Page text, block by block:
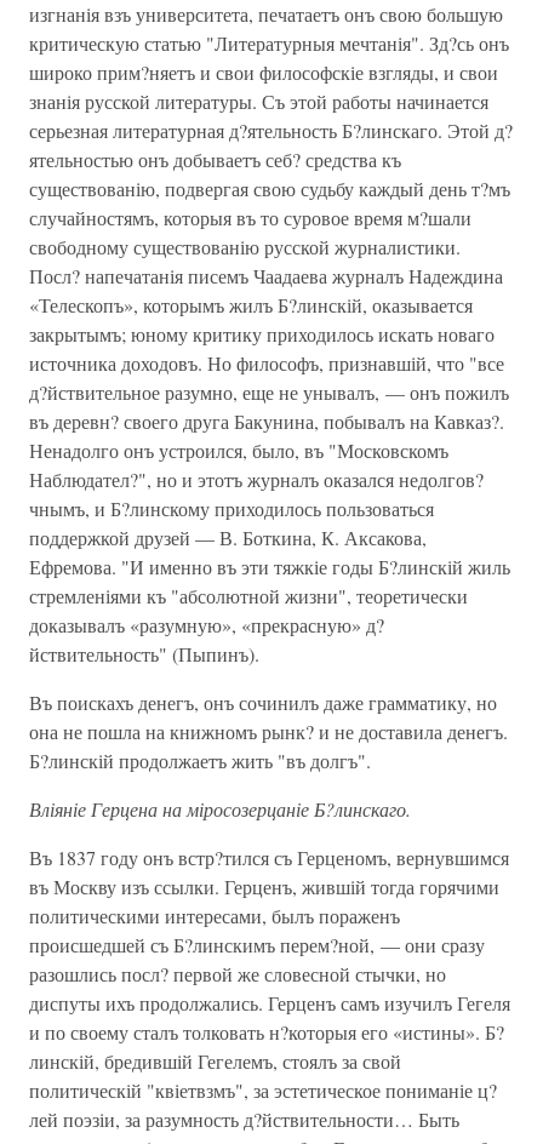
изгнанія взъ университета, печатаетъ онъ свою большую
критическую статью "Литературныя мечтанія". Зд?сь онъ
широко прим?няетъ и свои философскіе взгляды, и свои
знанія русской литературы. Съ этой работы начинается
серьезная литературная д?ятельность Б?линскаго. Этой д?
ятельностью онъ добываетъ себ? средства къ
существованію, подвергая свою судьбу каждый день т?мъ
случайностямъ, которыя въ то суровое время м?шали
свободному существованію русской журналистики.
Посл? напечатанія писемъ Чаадаева журналъ Надеждина
«Телескопъ», которымъ жилъ Б?линскій, оказывается
закрытымъ; юному критику приходилось искать новаго
источника доходовъ. Но философъ, признавшій, что "все
д?йствительное разумно, еще не унывалъ, — онъ пожилъ
въ деревн? своего друга Бакунина, побывалъ на Кавказ?.
Ненадолго онъ устроился, было, въ "Московскомъ
Наблюдател?", но и этотъ журналъ оказался недолгов?
чнымъ, и Б?линскому приходилось пользоваться
поддержкой друзей — В. Боткина, К. Аксакова,
Ефремова. "И именно въ эти тяжкіе годы Б?линскій жиль
стремленіями къ "абсолютной жизни", теоретически
доказывалъ «разумную», «прекрасную» д?
йствительность" (Пыпинъ).
Въ поискахъ денегъ, онъ сочинилъ даже грамматику, но
она не пошла на книжномъ рынк? и не доставила денегъ.
Б?линскій продолжаетъ жить "въ долгъ".
Вліяніе Герцена на міросозерцаніе Б?линскаго.
Въ 1837 году онъ встр?тился съ Герценомъ, вернувшимся
въ Москву изъ ссылки. Герценъ, жившій тогда горячими
политическими интересами, былъ пораженъ
происшедшей съ Б?линскимъ перем?ной, — они сразу
разошлись посл? первой же словесной стычки, но
диспуты ихъ продолжались. Герценъ самъ изучилъ Гегеля
и по своему сталъ толковать н?которыя его «истины». Б?
линскій, бредившій Гегелемъ, стоялъ за свой
политическій "квіетвзмъ", за эстетическое пониманіе ц?
лей поэзіи, за разумность д?йствительности… Быть